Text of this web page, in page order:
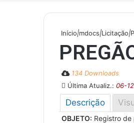
Início|mdocs|Licitação|
134 Downloads
Última Atualiz.: 06-
Descrição
OBJETO: Registro